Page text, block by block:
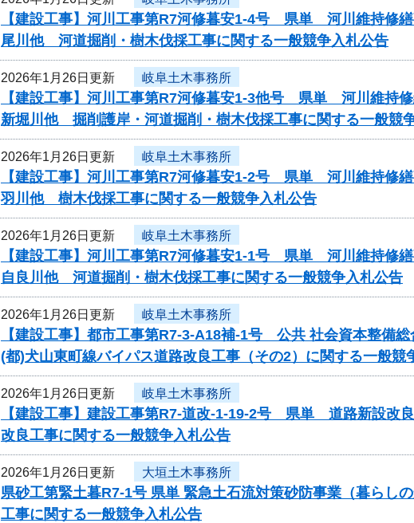
【建設工事】河川工事第R7河修暮安1-4号 県単 河川維持修
尾川他 河道掘削・樹木伐採工事に関する一般競争入札公告
2026年1月26日更新 岐阜土木事務所
【建設工事】河川工事第R7河修暮安1-3他号 県単 河川維持修
新堀川他 掘削護岸・河道掘削・樹木伐採工事に関する一般競
2026年1月26日更新 岐阜土木事務所
【建設工事】河川工事第R7河修暮安1-2号 県単 河川維持修
羽川他 樹木伐採工事に関する一般競争入札公告
2026年1月26日更新 岐阜土木事務所
【建設工事】河川工事第R7河修暮安1-1号 県単 河川維持修
自良川他 河道掘削・樹木伐採工事に関する一般競争入札公告
2026年1月26日更新 岐阜土木事務所
【建設工事】都市工事第R7-3-A18補-1号 公共 社会資本整備総
(都)犬山東町線バイパス道路改良工事（その2）に関する一般競
2026年1月26日更新 岐阜土木事務所
【建設工事】建設工事第R7-道改-1-19-2号 県単 道路新設改
改良工事に関する一般競争入札公告
2026年1月26日更新 大垣土木事務所
県砂工第緊土暮R7-1号 県単 緊急土石流対策砂防事業（暮ら
工事に関する一般競争入札公告